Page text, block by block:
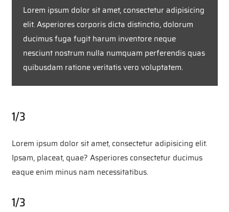
Lorem ipsum dolor sit amet, consectetur adipisicing
elit. Asperiores corporis dicta distinctio, dolorum
ducimus fuga fugit harum inventore neque
nesciunt nostrum nulla numquam perferendis quas
quibusdam ratione veritatis vero voluptatem.
1/3
Lorem ipsum dolor sit amet, consectetur adipisicing elit.
Ipsam, placeat, quae? Asperiores consectetur ducimus
eaque enim minus nam necessitatibus.
1/3